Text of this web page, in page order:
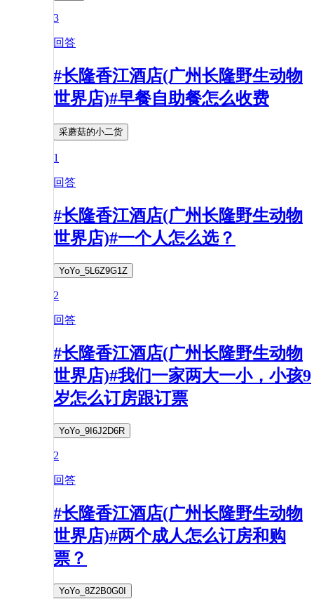
3
回答
#长隆香江酒店(广州长隆野生动物
世界店)#早餐自助餐怎么收费
采蘑菇的小二货
1
回答
#长隆香江酒店(广州长隆野生动物
世界店)#一个人怎么选？
YoYo_5L6Z9G1Z
2
回答
#长隆香江酒店(广州长隆野生动物
世界店)#我们一家两大一小，小孩9
岁怎么订房跟订票
YoYo_9I6J2D6R
2
回答
#长隆香江酒店(广州长隆野生动物
世界店)#两个成人怎么订房和购
票？
YoYo_8Z2B0G0I